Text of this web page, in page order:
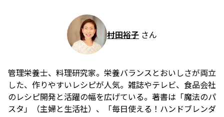
村田裕子 さん
管理栄養士、料理研究家。栄養バランスとおいしさが両立
した、作りやすいレシピが人気。雑誌やテレビ、食品会社
のレシピ開発と活躍の幅を広げている。著書は「魔法のパ
スタ」（主婦と生活社）、「毎日使える！ハンドブレンダ